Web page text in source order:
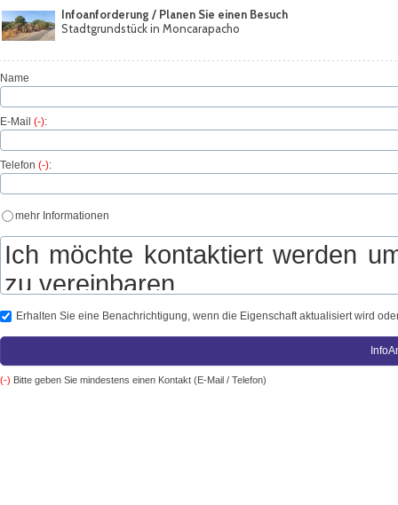
Infoanforderung / Planen Sie einen Besuch
Stadtgrundstück in Moncarapacho
Name
E-Mail (-):
Telefon (-):
mehr Informationen
Erhalten Sie eine Benachrichtigung, wenn die Eigenschaft aktualisiert wird
(-) Bitte geben Sie mindestens einen Kontakt (E-Mail / Telefon)